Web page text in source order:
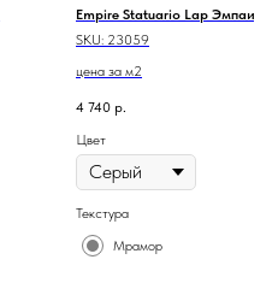
Empire Statuario Lap Эмпаир
SKU: 23059
цена за м2
4 740 р.
Цвет
Текстура
Мрамор